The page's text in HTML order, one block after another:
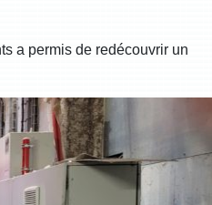
a permis de redécouvrir un